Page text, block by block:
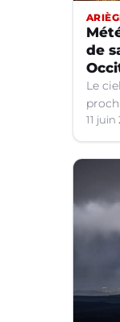
de
Le
11 juin